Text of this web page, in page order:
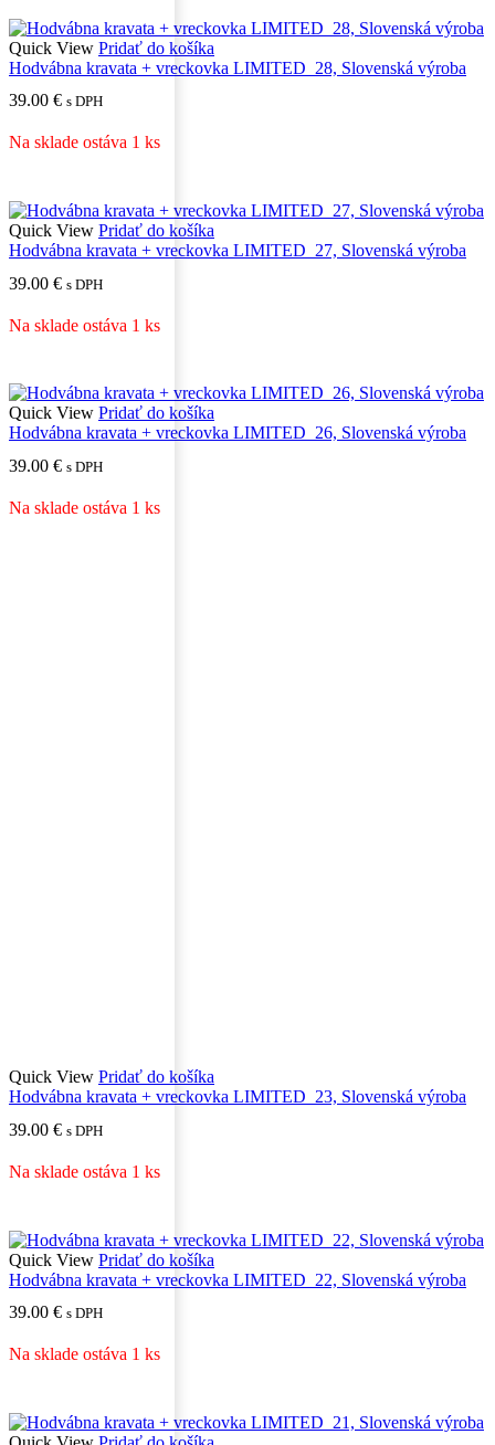
Quick View Pridať do košíka
Hodvábna kravata + vreckovka LIMITED_28, Slovenská výroba
39.00 € s DPH
Na sklade ostáva 1 ks
Quick View Pridať do košíka
Hodvábna kravata + vreckovka LIMITED_27, Slovenská výroba
39.00 € s DPH
Na sklade ostáva 1 ks
Quick View Pridať do košíka
Hodvábna kravata + vreckovka LIMITED_26, Slovenská výroba
39.00 € s DPH
Na sklade ostáva 1 ks
Quick View Pridať do košíka
Hodvábna kravata + vreckovka LIMITED_23, Slovenská výroba
39.00 € s DPH
Na sklade ostáva 1 ks
Quick View Pridať do košíka
Hodvábna kravata + vreckovka LIMITED_22, Slovenská výroba
39.00 € s DPH
Na sklade ostáva 1 ks